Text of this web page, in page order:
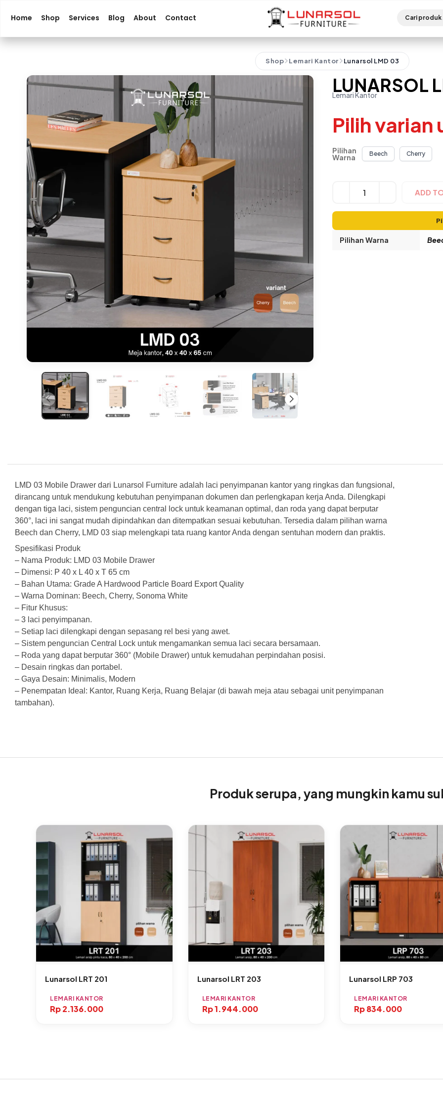
Home Shop Services Blog About Contact
Shop Lemari Kantor Lunarsol LMD 03
LUNARSOL
Lemari Kantor
Pilih varian
Pilihan
Warna Beech Cherry
ADD
Alternative:
Pilihan Warna
LMD 03 Mobile Drawer dari Lunarsol Furniture adalah laci penyimpanan kantor yang ringkas dan fungsional,
dirancang untuk mendukung kebutuhan penyimpanan dokumen dan perlengkapan kerja Anda. Dilengkapi
dengan tiga laci, sistem penguncian central lock untuk keamanan optimal, dan roda yang dapat berputar
360°, laci ini sangat mudah dipindahkan dan ditempatkan sesuai kebutuhan. Tersedia dalam pilihan warna
Beech dan Cherry, LMD 03 siap melengkapi tata ruang kantor Anda dengan sentuhan modern dan praktis.
Spesifikasi Produk
– Nama Produk: LMD 03 Mobile Drawer
– Dimensi: P 40 x L 40 x T 65 cm
– Bahan Utama: Grade A Hardwood Particle Board Export Quality
– Warna Dominan: Beech, Cherry, Sonoma White
– Fitur Khusus:
– 3 laci penyimpanan.
– Setiap laci dilengkapi dengan sepasang rel besi yang awet.
– Sistem penguncian Central Lock untuk mengamankan semua laci secara bersamaan.
– Roda yang dapat berputar 360° (Mobile Drawer) untuk kemudahan perpindahan posisi.
– Desain ringkas dan portabel.
– Gaya Desain: Minimalis, Modern
– Penempatan Ideal: Kantor, Ruang Kerja, Ruang Belajar (di bawah meja atau sebagai unit penyimpanan
tambahan).
Produk serupa, yang mungkin kamu
Lunarsol LRT 201
LEMARI KANTOR
Rp2.136.000
Lunarsol LRT 203
LEMARI KANTOR
Rp1.944.000
Lunarsol LRP 703
LEMARI KANTOR
Rp834.000